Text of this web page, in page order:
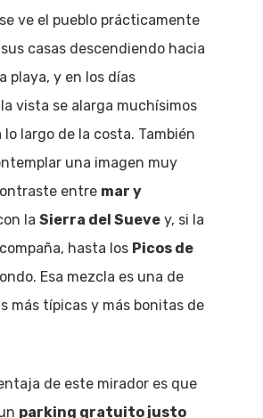
ve el pueblo prácticamente
casas descendiendo hacia
playa, y en los días
vista se alarga muchísimos
lo largo de la costa. También
una imagen muy
entre mar y
laSierra del Sueve y, si la
hasta los Picos de
Esa mezcla es una de
más típicas y más bonitas de
de este mirador es que
parking gratuito justo